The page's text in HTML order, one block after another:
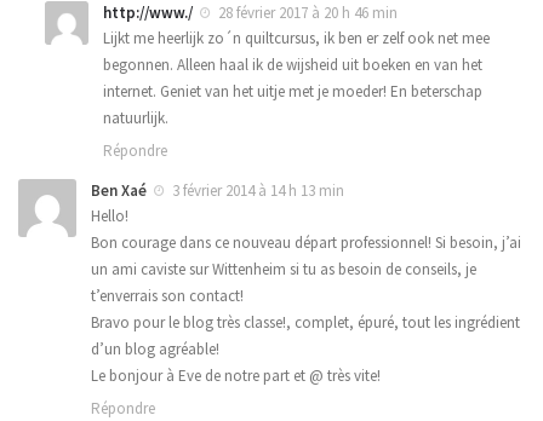
http://www./
28 février 2017 à 20 h 46 min
Lijkt me heerlijk zo´n quiltcursus, ik ben er zelf ook net mee
begonnen. Alleen haal ik de wijsheid uit boeken en van het
internet. Geniet van het uitje met je moeder! En beterschap
natuurlijk.
Répondre
Ben Xaé
3 février 2014 à 14 h 13 min
Hello!
Bon courage dans ce nouveau départ professionnel! Si besoin, j’ai
un ami caviste sur Wittenheim si tu as besoin de conseils, je
t’enverrais son contact!
Bravo pour le blog très classe!, complet, épuré, tout les ingrédient
d’un blog agréable!
Le bonjour à Eve de notre part et @ très vite!
Répondre